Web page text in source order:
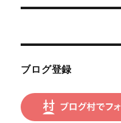
シ
ン
稿:
ブログ登録